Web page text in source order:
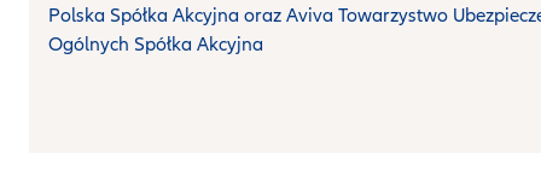
Polska Spółka Akcyjna oraz Aviva Towarzystwo
Ogólnych Spółka Akcyjna